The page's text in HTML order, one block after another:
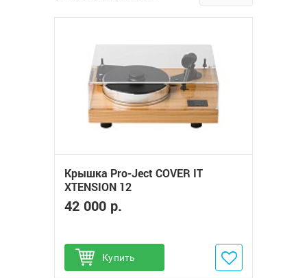
Крышка Pro-Ject COVER IT
XTENSION 12
42 000 р.
Купить
Добавить в избранное